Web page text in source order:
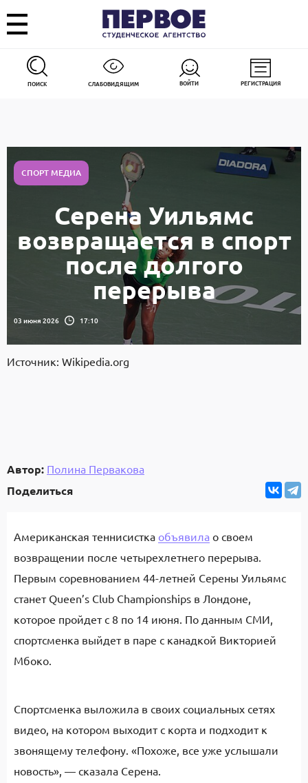
ПОИСК СЛАБОВИДЯЩИМ ВОЙТИ РЕГИСТРАЦИЯ
СПОРТ МЕДИА
Серена Уильямс
возвращается в спорт
после долгого
перерыва
03 июня 2026 17:10
Источник: Wikipedia.org
Автор: Полина Первакова
Поделиться
Американская теннисистка объявила о своем
возвращении после четырехлетнего перерыва.
Первым соревнованием 44-летней Серены Уильямс
станет Queen’s Club Championships в Лондоне,
которое пройдет с 8 по 14 июня. По данным СМИ,
спортсменка выйдет в паре с канадкой Викторией
Мбоко.
Спортсменка выложила в своих социальных сетях
видео, на котором выходит с корта и подходит к
звонящему телефону. «Похоже, все уже услышали
новость», — сказала Серена.